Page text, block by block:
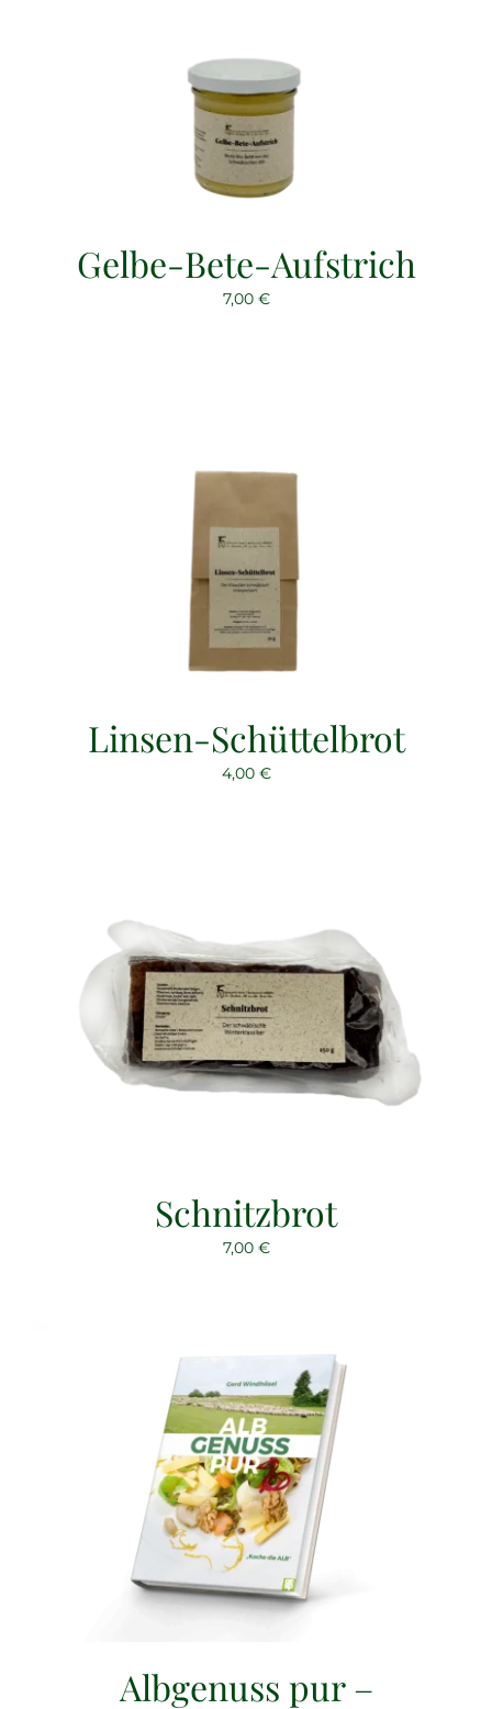
Gelbe-Bete-Aufstrich
7,00 €
Linsen-Schüttelbrot
4,00 €
Schnitzbrot
7,00 €
Albgenuss pur –